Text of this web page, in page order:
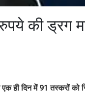
की ड्रग
ही दिन में 91 तस्करों को